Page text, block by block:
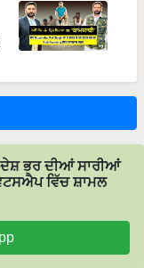
ਦੇਸ਼ ਭਰ ਦੀਆਂ ਸਾਰੀਆਂ
ਵਿੱਚ ਸ਼ਾਮਲ